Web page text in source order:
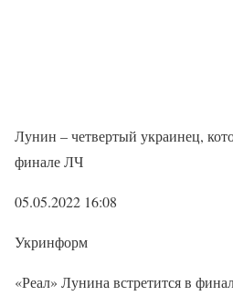
Лунин – четвертый украинец,
финале ЛЧ
05.05.2022 16:08
Укринформ
«Реал» Лунина встретится в